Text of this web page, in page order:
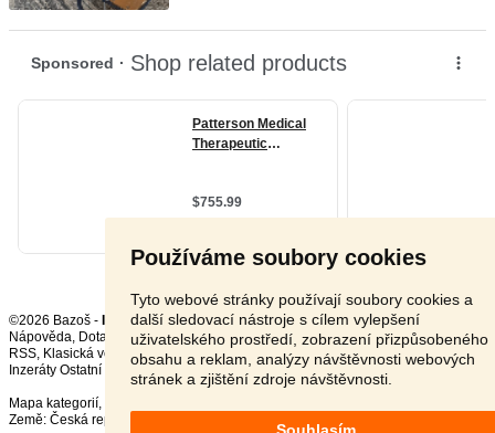
Používáme soubory cookies
Tyto webové stránky používají soubory cookies a
další sledovací nástroje s cílem vylepšení
uživatelského prostředí, zobrazení přizpůsobeného
obsahu a reklam, analýzy návštěvnosti webových
stránek a zjištění zdroje návštěvnosti.
Souhlasím
©2026 Bazoš -
Inzerce, Bazar
Nápověda, Dotazy Hodnocení,Kontakt,Reklama,Podmínky, Ochrana údajů,
RSS,
Inzeráty Ostatní celkem: 150924 , za 24 hodin: 3750
Mapa kategorií,
Země: Česká republika